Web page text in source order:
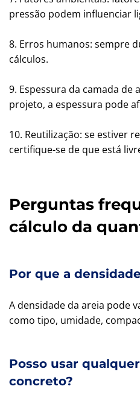
pressão podem influenciar
8. Erros humanos: sempre
cálculos.
9. Espessura da camada de
projeto, a espessura pode
10. Reutilização: se estiver
certifique-se de que está
Perguntas
cálculo da
Por que a
A densidade da areia pode
como tipo, umidade,
Posso usar
concreto?